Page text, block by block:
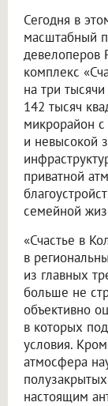
Сегодня в
масштабный
девелоперов
комплекс
на три
142 тысяч
микрорайон с
и невысокой
приватной
семейной
«Счастье в
в
из главных
больше не
объективно
в которых
условия.
атмосфера
настоящим